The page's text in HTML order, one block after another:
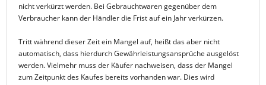
nicht verkürzt werden. Bei Gebrauchtwaren gegenüber dem
Verbraucher kann der Händler die Frist auf ein Jahr verkürzen.
Tritt während dieser Zeit ein Mangel auf, heißt das aber nicht
automatisch, dass hierdurch Gewährleistungsansprüche ausgelöst
werden. Vielmehr muss der Käufer nachweisen, dass der Mangel
zum Zeitpunkt des Kaufes bereits vorhanden war. Dies wird